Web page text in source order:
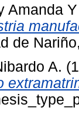
Amanda
de
A.